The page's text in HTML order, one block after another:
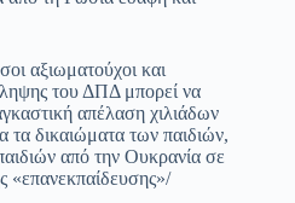
αξιωματούχοι και
του ΔΠΔ μπορεί να
απέλαση χιλιάδων
τα δικαιώματα των παιδιών,
από την Ουκρανία σε
«επανεκπαίδευσης»/